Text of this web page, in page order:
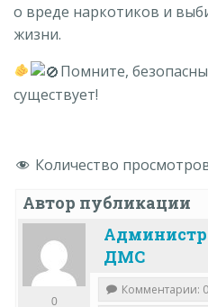
о вреде наркотиков и
жизни.
Помните,
существует!
Количество
Автор публикации
ДМС
0
Комментарии: 0